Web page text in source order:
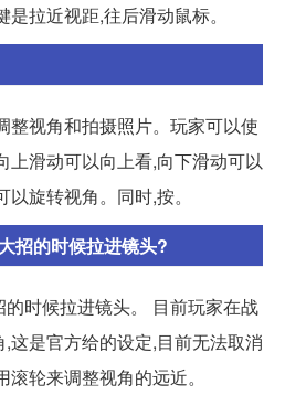
拉近视距,往后滑动鼠标。
整视角和拍摄照片。玩家可以使
上滑动可以向上看,向下滑动可以
旋转视角。同时,按。
招的时候拉进镜头?
时候拉进镜头。 目前玩家在战
这是官方给的设定,目前无法取消
轮来调整视角的远近。